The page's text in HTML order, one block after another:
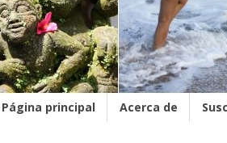
Página principal Acerca de